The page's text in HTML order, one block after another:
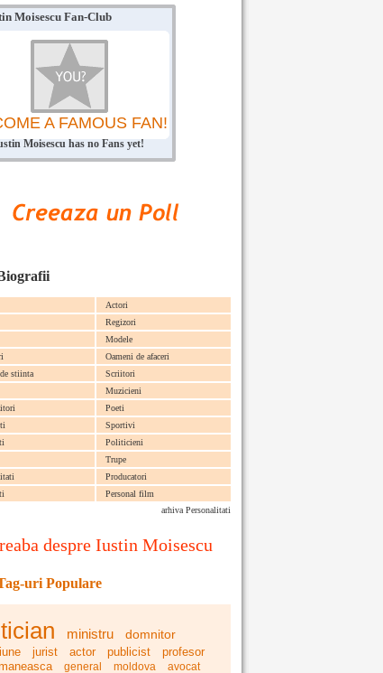
Moisescu Fan-Club
A FAMOUS FAN!
Moisescu has no Fans yet!
Actori
Regizori
Modele
Oameni de afaceri
stiinta
Scriitori
Muzicieni
Poeti
Sportivi
Politicieni
Trupe
Producatori
Personal film
arhiva Personalitati
despre Iustin Moisescu
uri Populare
ministru domnitor
jurist actor publicist
profesor
general moldova avocat